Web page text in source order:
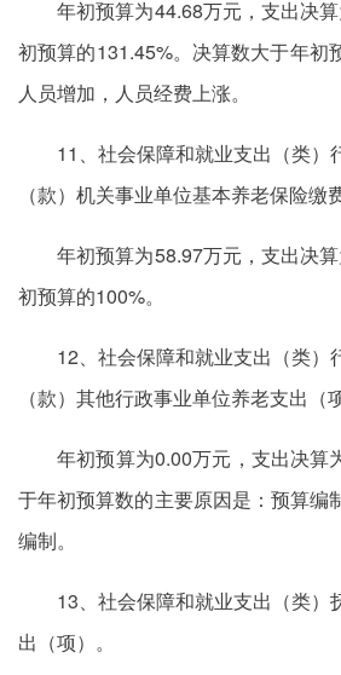
年初预算为44.68万元，支出决
初预算的131.45%。决算数大于年初
人员增加，人员经费上涨。
11、社会保障和就业支出（类）
（款）机关事业单位基本养老保险缴
年初预算为58.97万元，支出决
初预算的100%。
12、社会保障和就业支出（类）
（款）其他行政事业单位养老支出（
年初预算为0.00万元，支出决算
于年初预算数的主要原因是：预算编
编制。
13、社会保障和就业支出（类）
出（项）。